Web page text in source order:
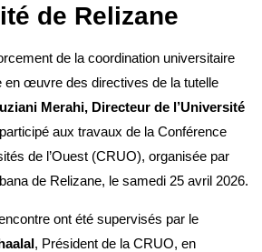
de Relizane
de la coordination universitaire
en œuvre des directives de la tutelle
Merahi, Directeur de l’Université
aux travaux de la Conférence
de l’Ouest (CRUO), organisée par
de Relizane, le samedi 25 avril 2026.
ont été supervisés par le
, Président de la CRUO, en